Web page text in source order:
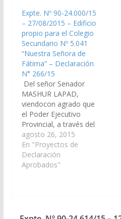
medidas necesarias y
las asignación
presupuestaria
correspondiente para
que se produzca en
breve la creación y
construcción de una…
Expte. Nº 90-24.000/15
– 27/08/2015 – Edificio
propio para el Colegio
Secundario Nº 5.041
“Nuestra Señora de
Fátima” – Declaración
N° 266/15
Del señor Senador
MASHUR LAPAD,
viendocon agrado que
el Poder Ejecutivo
Provincial, a través del
Ministerio de
Economía,
Infraestructura y
Servicios Públicos,
que se incorpore en el
agosto 26, 2015
En "Proyectos de
Declaración
Aprobados"